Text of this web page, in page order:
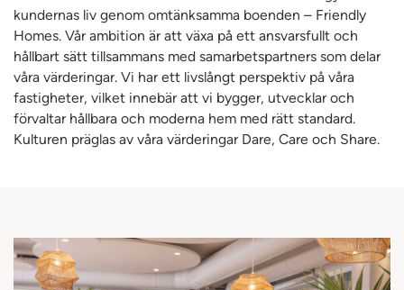
kundernas liv genom omtänksamma boenden – Friendly
Homes. Vår ambition är att växa på ett ansvarsfullt och
hållbart sätt tillsammans med samarbetspartners som delar
våra värderingar. Vi har ett livslångt perspektiv på våra
fastigheter, vilket innebär att vi bygger, utvecklar och
förvaltar hållbara och moderna hem med rätt standard.
Kulturen präglas av våra värderingar Dare, Care och Share.